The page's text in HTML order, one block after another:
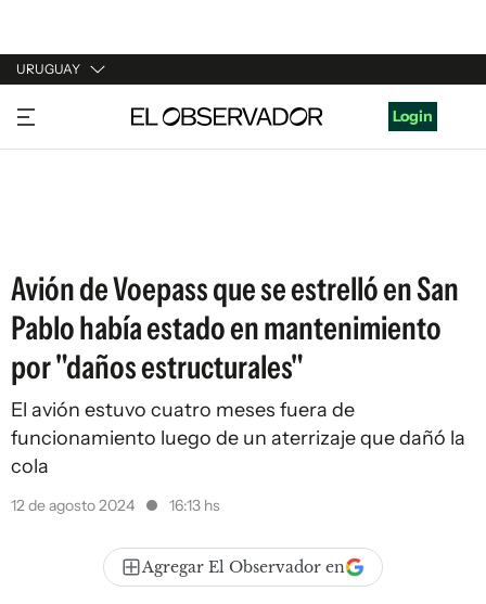
URUGUAY
URUGUAY
ARGENTINA
Login
Avión de Voepass que se estrelló en San
Pablo había estado en mantenimiento
por "daños estructurales"
El avión estuvo cuatro meses fuera de
funcionamiento luego de un aterrizaje que dañó la
cola
12 de agosto 2024 16:13 hs
Agregar El Observador en